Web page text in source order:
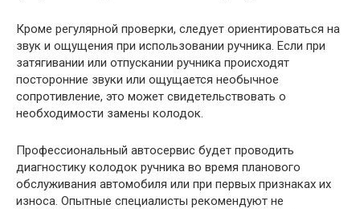
Кроме регулярной проверки, следует ориентироваться на
звук и ощущения при использовании ручника. Если при
затягивании или отпускании ручника происходят
посторонние звуки или ощущается необычное
сопротивление, это может свидетельствовать о
необходимости замены колодок.
Профессиональный автосервис будет проводить
диагностику колодок ручника во время планового
обслуживания автомобиля или при первых признаках их
износа. Опытные специалисты рекомендуют не